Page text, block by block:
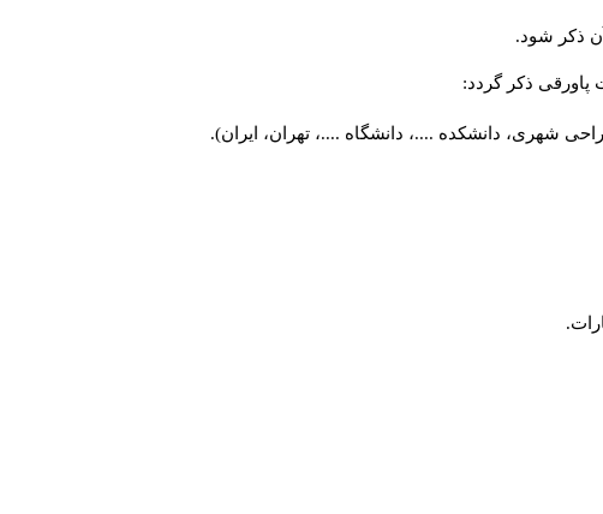
ذکر شود.
ذکر گردد:
شهری، دانشکده ....، دانشگاه ....، تهران، ایران).